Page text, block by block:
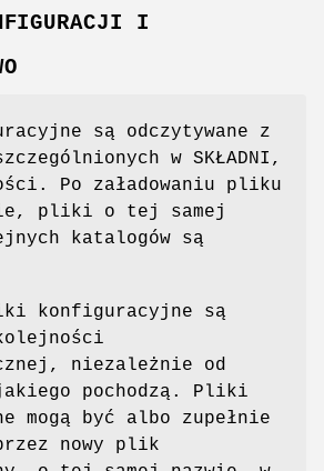
I
są odczytywane z
w SKŁADNI,
Po załadowaniu pliku
pliki o tej samej
katalogów są
konfiguracyjne są
niezależnie od
pochodzą. Pliki
mogą być albo zupełnie
nowy plik